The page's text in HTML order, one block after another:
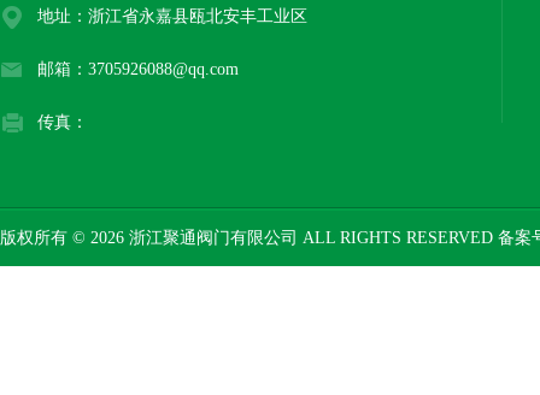
地址：浙江省永嘉县瓯北安丰工业区
邮箱：3705926088@qq.com
传真：
版权所有 © 2026 浙江聚通阀门有限公司 ALL RIGHTS RESERVED 备案